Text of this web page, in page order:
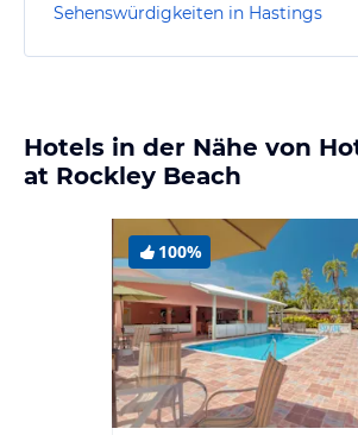
Sehenswürdigkeiten in Hastings
Hotels in der Nähe von
at Rockley Beach
100%